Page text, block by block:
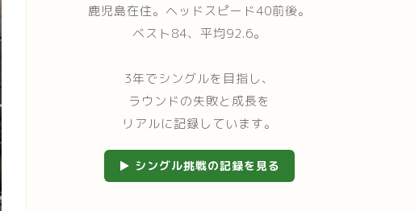
鹿児島在住。ヘッドスピード40前後。
ベスト84、平均92.6。
3年でシングルを目指し、
ラウンドの失敗と成長を
リアルに記録しています。
▶ シングル挑戦の記録を見る